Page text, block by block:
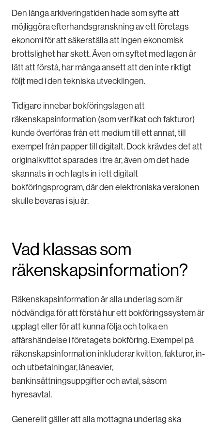
Den långa arkiveringstiden hade som syfte att
möjliggöra efterhandsgranskning av ett företags
ekonomi för att säkerställa att ingen ekonomisk
brottslighet har skett. Även om syftet med lagen är
lätt att förstå, har många ansett att den inte riktigt
följt med i den tekniska utvecklingen.
Tidigare innebar bokföringslagen att
räkenskapsinformation (som verifikat och fakturor)
kunde överföras från ett medium till ett annat, till
exempel från papper till digitalt. Dock krävdes det att
originalkvittot sparades i tre år, även om det hade
skannats in och lagts in i ett digitalt
bokföringsprogram, där den elektroniska versionen
skulle bevaras i sju år.
Vad klassas som
räkenskapsinformation?
Räkenskapsinformation är alla underlag som är
nödvändiga för att förstå hur ett bokföringssystem är
upplagt eller för att kunna följa och tolka en
affärshändelse i företagets bokföring. Exempel på
räkenskapsinformation inkluderar kvitton, fakturor, in-
och utbetalningar, låneavier,
bankinsättningsuppgifter och avtal, såsom
hyresavtal.
Generellt gäller att alla mottagna underlag ska